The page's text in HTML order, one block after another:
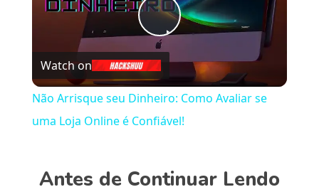
Play
Video
Watch on
Não Arrisque seu Dinheiro: Como Avaliar se
uma Loja Online é Confiável!
Antes de Continuar Lendo